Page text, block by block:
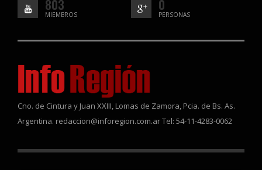
803
MIEMBROS
0
PERSONAS
Cno. de Cintura y Juan XXIII, Lomas de Zamora, Pcia. de Bs. As.
Argentina. redaccion@inforegion.com.ar Tel: 54-11-4283-0062